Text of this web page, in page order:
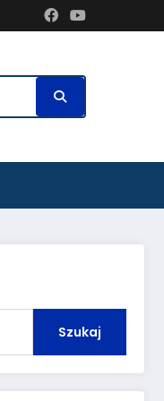
Szukaj